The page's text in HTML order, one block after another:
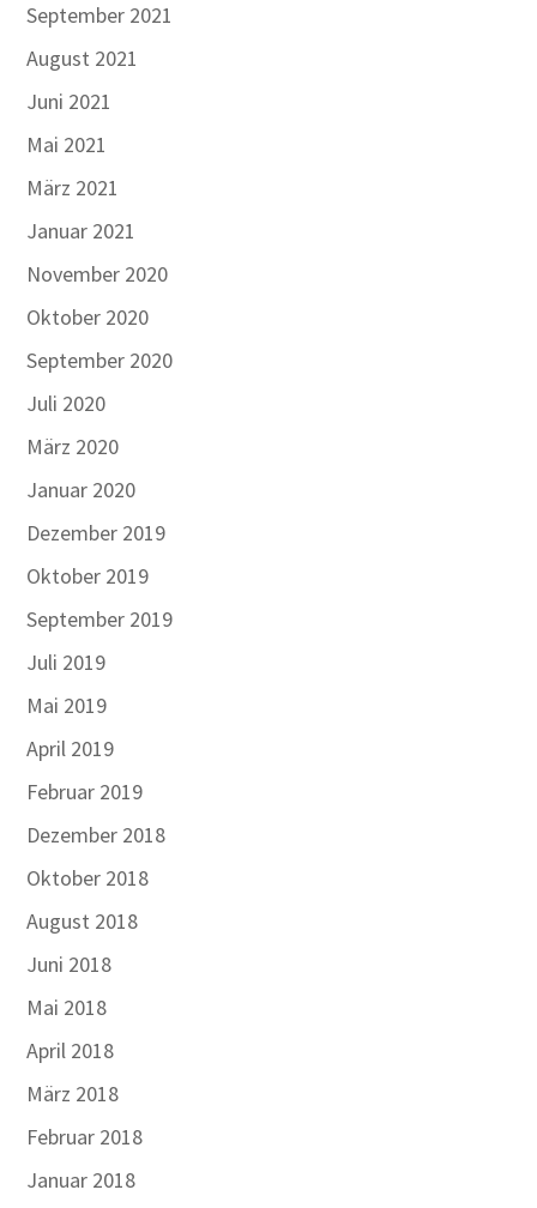
September 2021
August 2021
Juni 2021
Mai 2021
März 2021
Januar 2021
November 2020
Oktober 2020
September 2020
Juli 2020
März 2020
Januar 2020
Dezember 2019
Oktober 2019
September 2019
Juli 2019
Mai 2019
April 2019
Februar 2019
Dezember 2018
Oktober 2018
August 2018
Juni 2018
Mai 2018
April 2018
März 2018
Februar 2018
Januar 2018